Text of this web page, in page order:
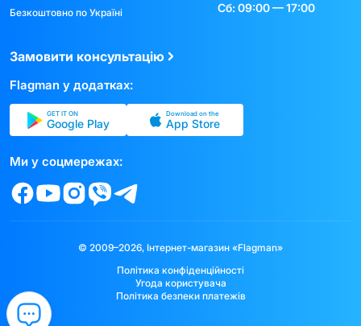
Безкоштовно по Україні
Сб: 09:00 — 17:00
Замовити консультацію
Flagman у додатках:
GET IT ON
Google Play
Download on the
App Store
Ми у соцмережах:
© 2009–2026, Інтернет-магазин «Flagman»
Політика конфіденційності
Угода користувача
Політика безпеки платежів